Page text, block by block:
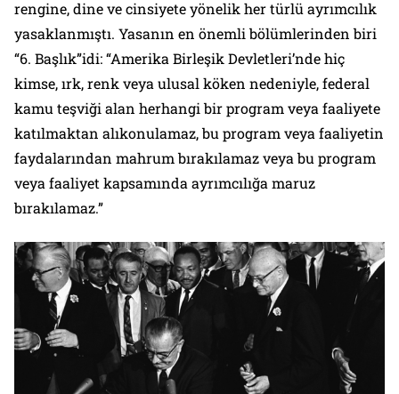
rengine, dine ve cinsiyete yönelik her türlü ayrımcılık
yasaklanmıştı. Yasanın en önemli bölümlerinden biri
“6. Başlık”idi:“Amerika Birleşik Devletleri’nde hiç
kimse, ırk, renk veya ulusal köken nedeniyle, federal
kamu teşviği alan herhangi bir program veya faaliyete
katılmaktan alıkonulamaz, bu program veya faaliyetin
faydalarından mahrum bırakılamaz veya bu program
veya faaliyet kapsamında ayrımcılığa maruz
bırakılamaz.”